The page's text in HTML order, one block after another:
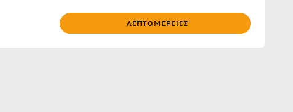
ΛΕΠΤΟΜΈΡΕΙΕΣ